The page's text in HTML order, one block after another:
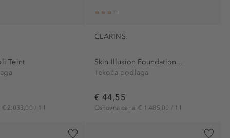
Teint
€ 2.033,00 / 1 l
CLARINS
Skin Illusion Foundation...
Tekoča podlaga
€ 44,55
Osnovna cena € 1.485,00 / 1 l